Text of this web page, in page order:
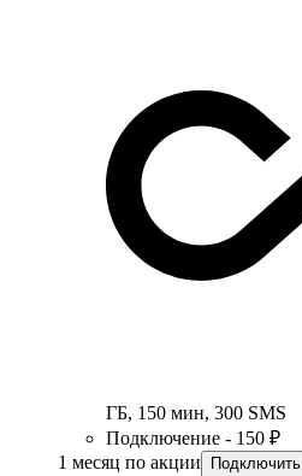
ГБ, 150 мин, 300 SMS
Подключение - 150 ₽
1 месяц по акции
Подключить